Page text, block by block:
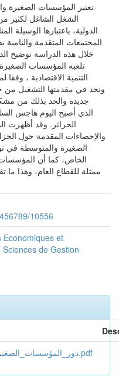
تعتبر المؤسسات الصغيرة
الشغل الشاغل لكثير
الدولية، باعتبارها الوسيلة
المجتمعات المتقدمة
خلال هذه الدراسة توضيح
تلعبه المؤسسات
التنمية الاقتصادية ،
ونجد في مقدمتها التشغيل
جديدة والحد بذلك من
الذي أصبح اليوم هاجس
الجزائر. وقد أظهرت
والإحصاءات المقدمة حول
الصغيرة والمتوسطة في
الخاص، كما أن
ممثلة للقطاع العام، وهذا
10556
Economiques et
de Gestion
دور_المؤسسات_الصغيرة_والمتوسطة_في_التنمية_الاقتصادية.pdf